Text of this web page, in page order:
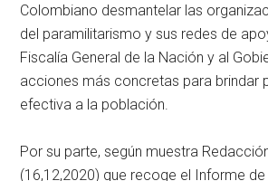
Colombiano desmantelar las
del paramilitarismo y sus redes de
Fiscalía General de la Nación y al
acciones más concretas para brindar
efectiva a la población.
Por su parte, según muestra
(16,12,2020) que recoge el Informe de